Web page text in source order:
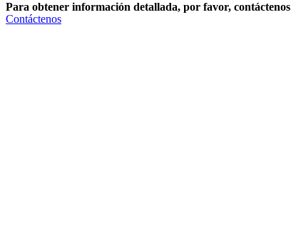
Para obtener información detallada, por favor, contáctenos
Contáctenos